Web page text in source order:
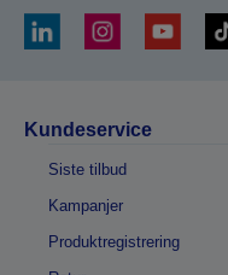
Kundeservice
Siste tilbud
Kampanjer
Produktregistrering